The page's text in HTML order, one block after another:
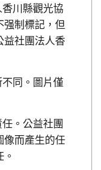
川縣觀光協
强制標記，但
益社團法人香
同。圖片僅
。公益社團
像而產生的任